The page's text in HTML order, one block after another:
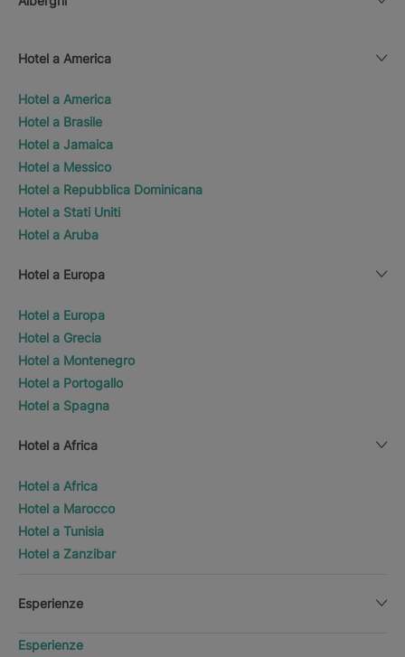
Hotel a America
Hotel a America
Hotel a Brasile
Hotel a Jamaica
Hotel a Messico
Hotel a Repubblica Dominicana
Hotel a Stati Uniti
Hotel a Aruba
Hotel a Europa
Hotel a Europa
Hotel a Grecia
Hotel a Montenegro
Hotel a Portogallo
Hotel a Spagna
Hotel a Africa
Hotel a Africa
Hotel a Marocco
Hotel a Tunisia
Hotel a Zanzibar
Esperienze
Esperienze